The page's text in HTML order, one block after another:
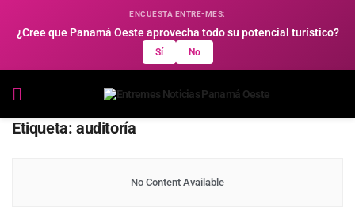
ENCUESTA ENTRE-MES:
¿Cree que Panamá Oeste aprovecha todo su potencial turístico?
Sí No
Etiqueta: auditoría
No Content Available